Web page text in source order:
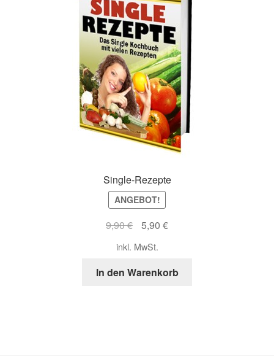
Single-Rezepte
ANGEBOT!
9,90€
Ursprünglicher
war:
9,90 €
5,90 €Aktueller
5,90 €.
inkl. MwSt.
In den Warenkorb